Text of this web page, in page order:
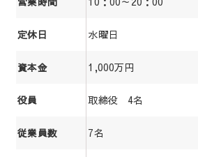
定休日 水曜日
資本金 1,000万円
役員 取締役 4名
従業員数 7名